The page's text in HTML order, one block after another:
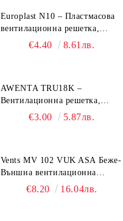
Europlast N10 – Пластмасова
вентилационна решетка,
153x148 mm
€4.40 8.61лв.
AWENTA TRU18K –
Вентилационна решетка,
Ø150 mm, ABS пластмаса
€3.00 5.87лв.
Vents MV 102 VUK ASA Беже-
Външна вентилационна
решетка с гравитачна клапа Ø
€8.20 16.04лв.